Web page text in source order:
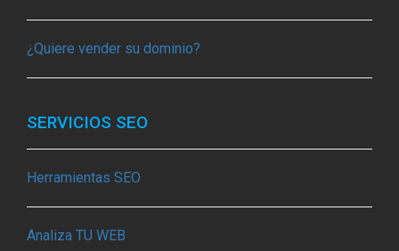
¿Quiere vender su dominio?
SERVICIOS SEO
Herramientas SEO
Analiza TU WEB